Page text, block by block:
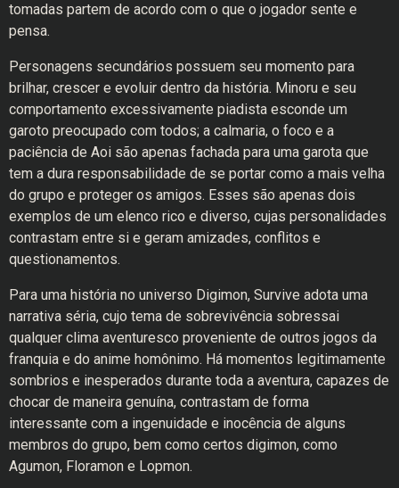
tomadas partem de acordo com o que o jogador sente e
pensa.
Personagens secundários possuem seu momento para
brilhar, crescer e evoluir dentro da história. Minoru e seu
comportamento excessivamente piadista esconde um
garoto preocupado com todos; a calmaria, o foco e a
paciência de Aoi são apenas fachada para uma garota que
tem a dura responsabilidade de se portar como a mais velha
do grupo e proteger os amigos. Esses são apenas dois
exemplos de um elenco rico e diverso, cujas personalidades
contrastam entre si e geram amizades, conflitos e
questionamentos.
Para uma história no universo Digimon, Survive adota uma
narrativa séria, cujo tema de sobrevivência sobressai
qualquer clima aventuresco proveniente de outros jogos da
franquia e do anime homônimo. Há momentos legitimamente
sombrios e inesperados durante toda a aventura, capazes de
chocar de maneira genuína, contrastam de forma
interessante com a ingenuidade e inocência de alguns
membros do grupo, bem como certos digimon, como
Agumon, Floramon e Lopmon.